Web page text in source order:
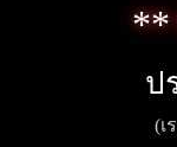
**
ป
(เ